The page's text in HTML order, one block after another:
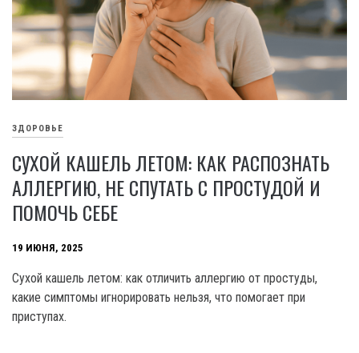
ЗДОРОВЬЕ
СУХОЙ КАШЕЛЬ ЛЕТОМ: КАК РАСПОЗНАТЬ
АЛЛЕРГИЮ, НЕ СПУТАТЬ С ПРОСТУДОЙ И
ПОМОЧЬ СЕБЕ
19 ИЮНЯ, 2025
Сухой кашель летом: как отличить аллергию от простуды,
какие симптомы игнорировать нельзя, что помогает при
приступах.